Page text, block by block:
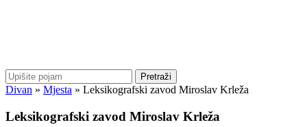
Pretraži
Divan » Mjesta » Leksikografski zavod Miroslav Krleža
Leksikografski zavod Miroslav Krleža